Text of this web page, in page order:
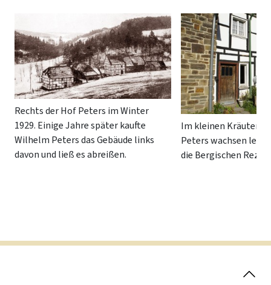
Rechts der Hof Peters im Winter
1929. Einige Jahre später kaufte
Wilhelm Peters das Gebäude links
davon und ließ es abreißen.
Im kleinen
Peters wachsen
die Bergischen